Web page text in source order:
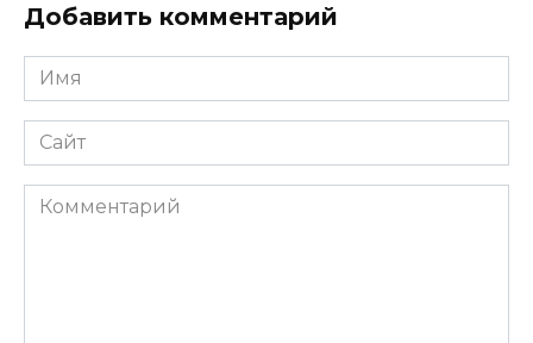
Добавить комментарий
Имя
*
Сайт
Комментарий